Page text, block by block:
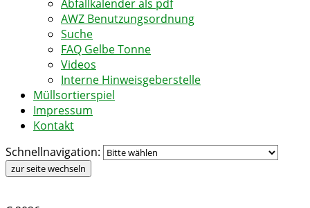
Abfallkalender als pdf
AWZ Benutzungsordnung
Suche
FAQ Gelbe Tonne
Videos
Interne Hinweisgeberstelle
Müllsortierspiel
Impressum
Kontakt
Schnellnavigation:
zur seite wechseln